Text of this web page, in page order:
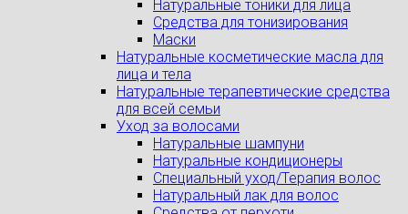
Натуральные тоники для лица
Средства для тонизирования
Маски
Натуральные косметические масла для
лица и тела
Натуральные терапевтические средства
для всей семьи
Уход за волосами
Натуральные шампуни
Натуральные кондиционеры
Специальный уход/Терапия волос
Натуральный лак для волос